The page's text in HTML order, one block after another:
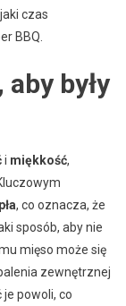
czas
BBQ.
były
i miękkość,
, co oznacza, że
sposób, aby nie
mięso może się
zewnętrznej
powoli, co